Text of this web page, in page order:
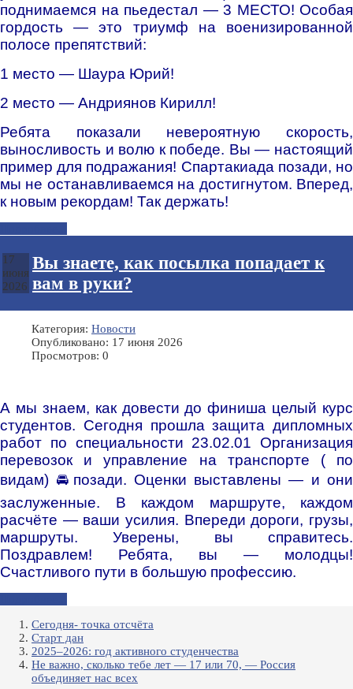
поднимаемся на пьедестал — 3 МЕСТО! Особая
гордость — это триумф на военизированной
полосе препятствий:
1 место — Шаура Юрий!
2 место — Андриянов Кирилл!
Ребята показали невероятную скорость,
выносливость и волю к победе. Вы — настоящий
пример для подражания! Спартакиада позади, но
мы не останавливаемся на достигнутом. Вперед,
к новым рекордам! Так держать!
17
июня
2026
Вы знаете, как посылка попадает к
вам в руки?
Категория: Новости
Опубликовано: 17 июня 2026
Просмотров: 0
А мы знаем, как довести до финиша целый курс
студентов. Сегодня прошла защита дипломных
работ по специальности 23.02.01 Организация
перевозок и управление на транспорте ( по
видам) 🚘позади. Оценки выставлены — и они
заслуженные. В каждом маршруте, каждом
расчёте — ваши усилия. Впереди дороги, грузы,
маршруты. Уверены, вы справитесь.
Поздравлем! Ребята, вы — молодцы!
Счастливого пути в большую профессию.
Сегодня- точка отсчёта
Cтарт дан
2025–2026: год активного студенчества
Не важно, сколько тебе лет — 17 или 70, — Россия
объединяет нас всех